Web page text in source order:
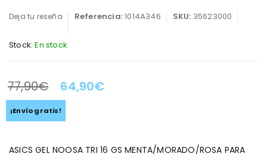
Deja tu reseña Referencia:1014A346 SKU: 35623000
Stock: En stock
LA OFERTA TERMINA EN:
77,90€ 64,90€
¡Envío gratis!
ASICS GEL NOOSA TRI 16 GS MENTA/MORADO/ROSA PARA